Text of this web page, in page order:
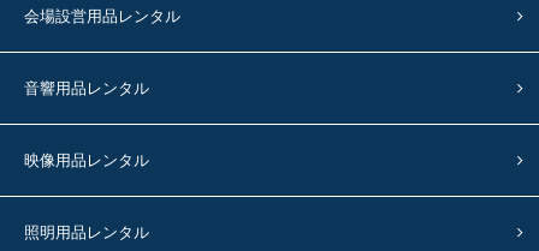
会場設営用品レンタル
音響用品レンタル
映像用品レンタル
照明用品レンタル